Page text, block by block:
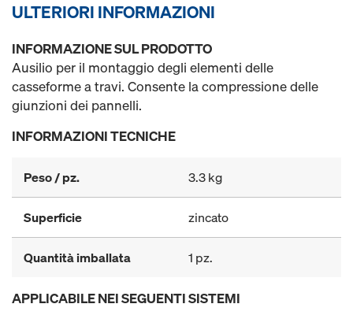
ULTERIORI INFORMAZIONI
INFORMAZIONE SUL PRODOTTO
Ausilio per il montaggio degli elementi delle
casseforme a travi. Consente la compressione delle
giunzioni dei pannelli.
INFORMAZIONI TECNICHE
Peso / pz. 3.3 kg
Superficie zincato
Quantità imballata 1 pz.
APPLICABILE NEI SEGUENTI SISTEMI